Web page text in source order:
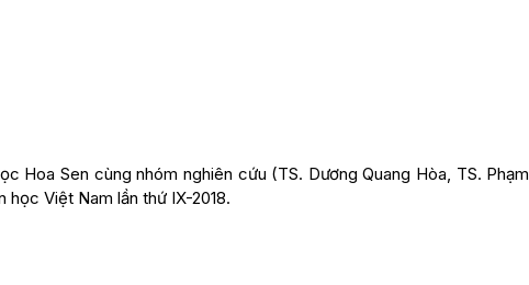
Hoa Sen cùng nhóm nghiên cứu (TS. Dương Quang Hòa, TS. Phạm
Việt Nam lần thứ IX-2018.